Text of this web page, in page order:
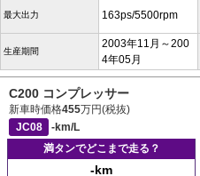
最大出力 163ps/5500rpm
生産期間
2003年11月～200
4年05月
C200 コンプレッサー
新車時価格455万円(税抜)
JC08
-km/L
満タンでどこまで走る？
-km